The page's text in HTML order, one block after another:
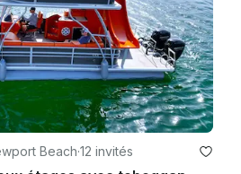
Beach·12 invités